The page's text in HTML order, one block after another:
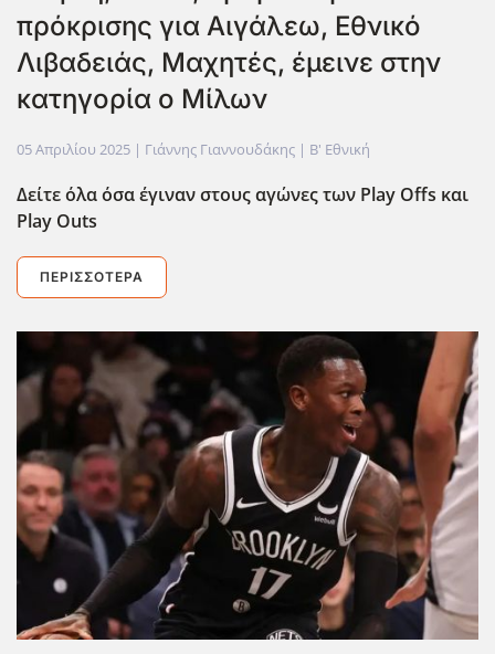
πρόκρισης για Αιγάλεω, Εθνικό
Λιβαδειάς, Μαχητές, έμεινε στην
κατηγορία ο Μίλων
05 Απριλίου 2025 | Γιάννης Γιαννουδάκης | Β' Εθνική
Δείτε όλα όσα έγιναν στους αγώνες των Play Offs και
Play Outs
ΠΕΡΙΣΣΌΤΕΡΑ